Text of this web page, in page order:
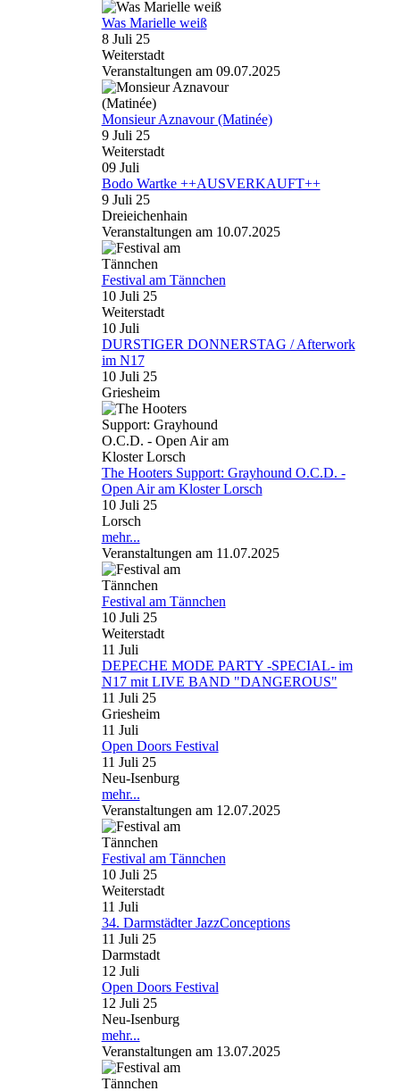
Was Marielle weiß
8 Juli 25
Weiterstadt
Veranstaltungen am 09.07.2025
Monsieur Aznavour (Matinée)
9 Juli 25
Weiterstadt
09 Juli
Bodo Wartke ++AUSVERKAUFT++
9 Juli 25
Dreieichenhain
Veranstaltungen am 10.07.2025
Festival am Tännchen
10 Juli 25
Weiterstadt
10 Juli
DURSTIGER DONNERSTAG / Afterwork
im N17
10 Juli 25
Griesheim
The Hooters Support: Grayhound O.C.D. -
Open Air am Kloster Lorsch
10 Juli 25
Lorsch
mehr...
Veranstaltungen am 11.07.2025
Festival am Tännchen
10 Juli 25
Weiterstadt
11 Juli
DEPECHE MODE PARTY -SPECIAL- im
N17 mit LIVE BAND "DANGEROUS"
11 Juli 25
Griesheim
11 Juli
Open Doors Festival
11 Juli 25
Neu-Isenburg
mehr...
Veranstaltungen am 12.07.2025
Festival am Tännchen
10 Juli 25
Weiterstadt
11 Juli
34. Darmstädter JazzConceptions
11 Juli 25
Darmstadt
12 Juli
Open Doors Festival
12 Juli 25
Neu-Isenburg
mehr...
Veranstaltungen am 13.07.2025